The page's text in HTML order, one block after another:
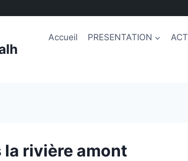
Accueil PRESENTATION
la rivière amont